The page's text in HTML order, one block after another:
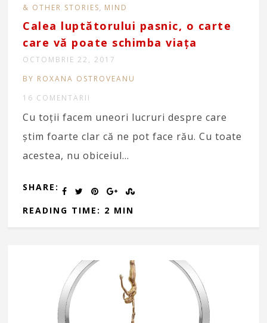
& OTHER STORIES, MIND
Calea luptătorului pasnic, o carte
care vă poate schimba viața
OCTOMBRIE 22, 2017
BY ROXANA OSTROVEANU
16 COMENTARII
Cu toții facem uneori lucruri despre care
știm foarte clar că ne pot face rău. Cu toate
acestea, nu obiceiul…
SHARE:
READING TIME: 2 MIN